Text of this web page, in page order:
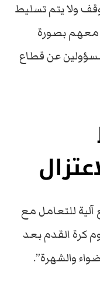
ولا يتم تسليط
معهم بصورة
عن قطاع
للتعامل مع
كرة القدم بعد
والشهرة”.